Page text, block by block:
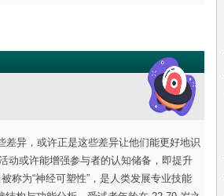
异，或许正是这些差异让他们能更好地识
动或许能增强参与者的认知储备，即提升
称为“神经可塑性”，是人类发展专业技能